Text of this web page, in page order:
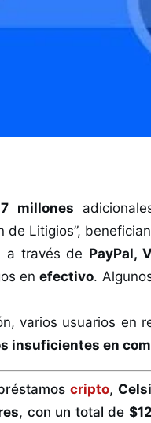
millones
de Litigios”,
a través de PayPal,
enefectivo.
varios usuarios en
insuficientes en
cripto,
, con un total de